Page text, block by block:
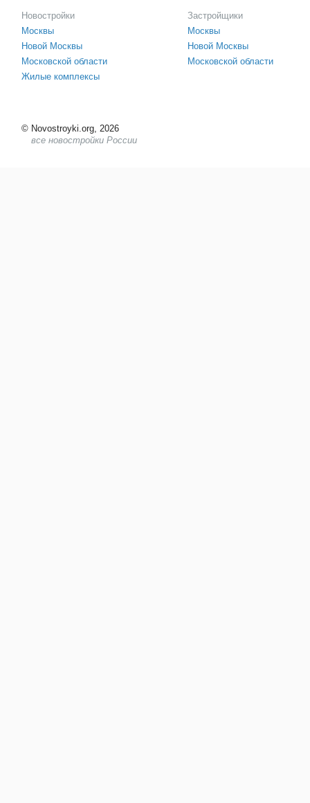
Новостройки
Москвы
Новой Москвы
Московской области
Жилые комплексы
Застройщики
Москвы
Новой Москвы
Московской области
© Novostroyki.org, 2026
все новостройки России